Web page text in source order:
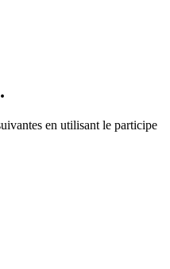
en utilisant le participe